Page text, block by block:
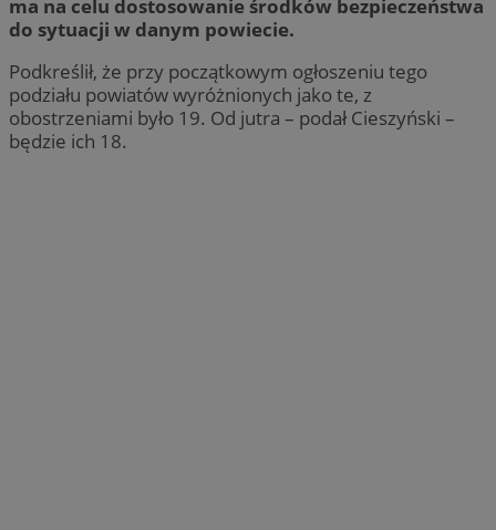
ma na celu dostosowanie środków bezpieczeństwa
do sytuacji w danym powiecie.
Podkreślił, że przy początkowym ogłoszeniu tego
podziału powiatów wyróżnionych jako te, z
obostrzeniami było 19. Od jutra – podał Cieszyński –
będzie ich 18.